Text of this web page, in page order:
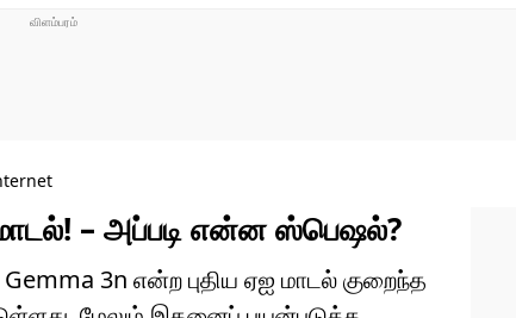
– அப்படி என்ன ஸ்பெஷல்?
3n என்ற புதிய ஏஐ மாடல் குறைந்த